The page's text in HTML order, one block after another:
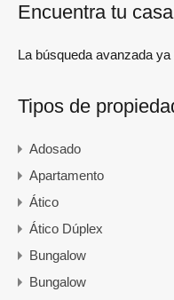
Encuentra tu casa
La búsqueda avanzada
Tipos de
Adosado
Apartamento
Ático
Ático Dúplex
Bungalow
Bungalow